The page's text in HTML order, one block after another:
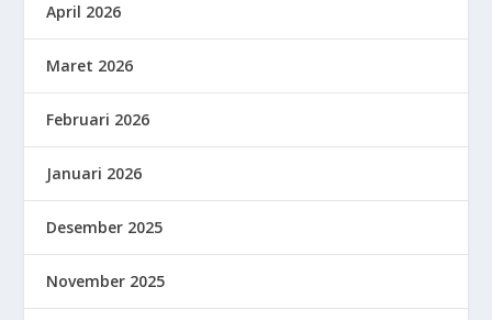
April 2026
Maret 2026
Februari 2026
Januari 2026
Desember 2025
November 2025